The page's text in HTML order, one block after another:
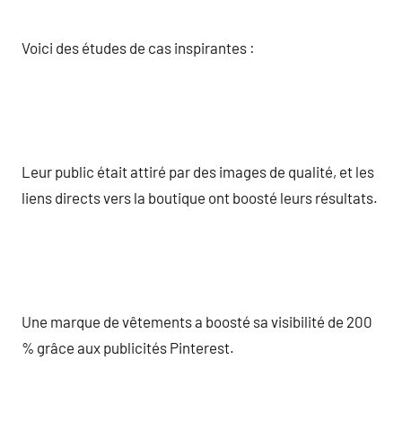
Voici des études de cas inspirantes :
Leur public était attiré par des images de qualité, et les
liens directs vers la boutique ont boosté leurs résultats.
Une marque de vêtements a boosté sa visibilité de 200
% grâce aux publicités Pinterest.